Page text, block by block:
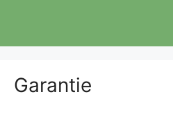
Garantie